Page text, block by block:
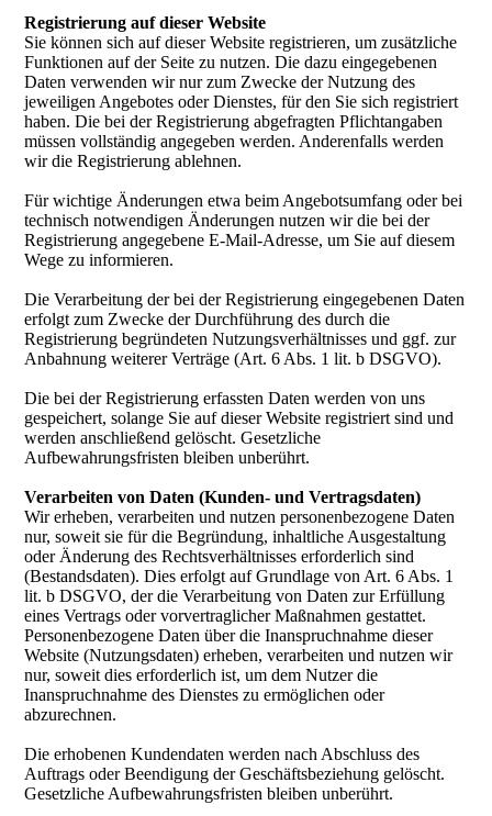
Registrierung auf dieser Website
Sie können sich auf dieser Website registrieren, um zusätzliche
Funktionen auf der Seite zu nutzen. Die dazu eingegebenen
Daten verwenden wir nur zum Zwecke der Nutzung des
jeweiligen Angebotes oder Dienstes, für den Sie sich registriert
haben. Die bei der Registrierung abgefragten Pflichtangaben
müssen vollständig angegeben werden. Anderenfalls werden
wir die Registrierung ablehnen.
Für wichtige Änderungen etwa beim Angebotsumfang oder bei
technisch notwendigen Änderungen nutzen wir die bei der
Registrierung angegebene E-Mail-Adresse, um Sie auf diesem
Wege zu informieren.
Die Verarbeitung der bei der Registrierung eingegebenen Daten
erfolgt zum Zwecke der Durchführung des durch die
Registrierung begründeten Nutzungsverhältnisses und ggf. zur
Anbahnung weiterer Verträge (Art. 6 Abs. 1 lit. b DSGVO).
Die bei der Registrierung erfassten Daten werden von uns
gespeichert, solange Sie auf dieser Website registriert sind und
werden anschließend gelöscht. Gesetzliche
Aufbewahrungsfristen bleiben unberührt.
Verarbeiten von Daten (Kunden- und Vertragsdaten)
Wir erheben, verarbeiten und nutzen personenbezogene Daten
nur, soweit sie für die Begründung, inhaltliche Ausgestaltung
oder Änderung des Rechtsverhältnisses erforderlich sind
(Bestandsdaten). Dies erfolgt auf Grundlage von Art. 6 Abs. 1
lit. b DSGVO, der die Verarbeitung von Daten zur Erfüllung
eines Vertrags oder vorvertraglicher Maßnahmen gestattet.
Personenbezogene Daten über die Inanspruchnahme dieser
Website (Nutzungsdaten) erheben, verarbeiten und nutzen wir
nur, soweit dies erforderlich ist, um dem Nutzer die
Inanspruchnahme des Dienstes zu ermöglichen oder
abzurechnen.
Die erhobenen Kundendaten werden nach Abschluss des
Auftrags oder Beendigung der Geschäftsbeziehung gelöscht.
Gesetzliche Aufbewahrungsfristen bleiben unberührt.